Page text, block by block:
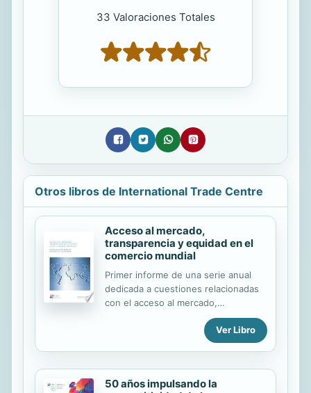
33 Valoraciones Totales
Otros libros de International Trade Centre
Acceso al mercado,
transparencia y equidad en el
comercio mundial
Primer informe de una serie anual
dedicada a cuestiones relacionadas
con el acceso al mercado,
concentrándose en la reducción de
la pobreza a través de la mejora de la
entrada en los mercados para los
comercio - trata sobre la
transparencia y la equidad en el
Ver Libro
50 años impulsando la